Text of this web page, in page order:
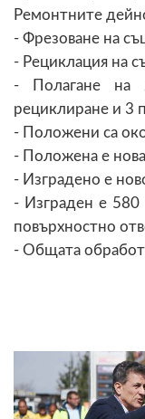
Ремонтните
- Фрезоване на
- Рециклация на
- Полагане на
рециклиране и 3
- Положени са
- Положена е
- Изградено е
- Изграден е 580
повърхностно
- Общата